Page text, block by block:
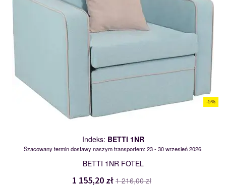
Indeks: BETTI 1NR
-5%
Szacowany termin dostawy naszym transportem: 23 - 30 wrzesień 2026
BETTI 1NR FOTEL
1 155,20 zł 1 216,00 zł